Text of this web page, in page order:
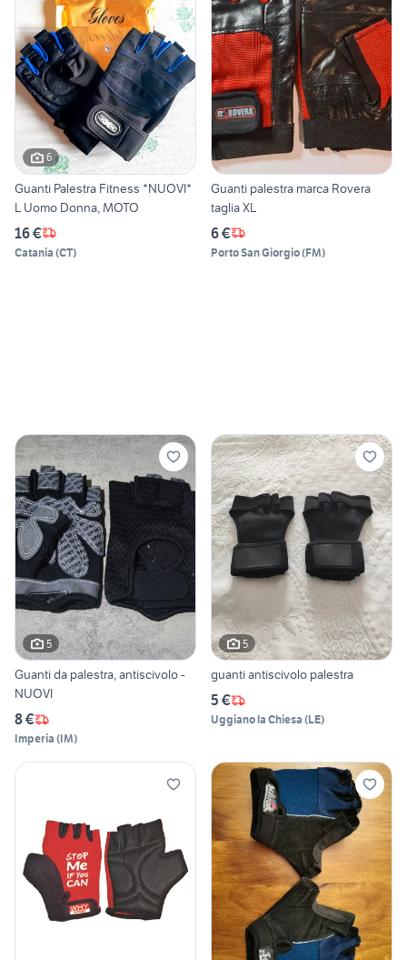
6
Guanti Palestra Fitness *NUOVI*
L Uomo Donna, MOTO
16 €
Catania (CT)
Guanti palestra marca Rovera
taglia XL
6 €
Porto San Giorgio(FM)
5
Guanti da palestra, antiscivolo -
NUOVI
8 €
Imperia (IM)
5
guanti antiscivolo palestra
5 €
Uggiano la Chiesa (LE)